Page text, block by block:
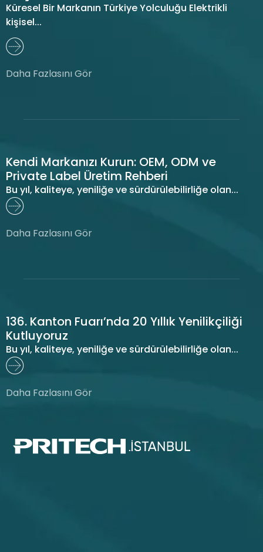
Küresel Bir Markanın Türkiye Yolculuğu Elektrikli
kişisel...
Daha Fazlasını Gör
Kendi Markanızı Kurun: OEM, ODM ve
Private Label Üretim Rehberi
Bu yıl, kaliteye, yeniliğe ve sürdürülebilirliğe olan...
Daha Fazlasını Gör
136. Kanton Fuarı’nda 20 Yıllık Yenilikçiliği
Kutluyoruz
Bu yıl, kaliteye, yeniliğe ve sürdürülebilirliğe olan...
Daha Fazlasını Gör